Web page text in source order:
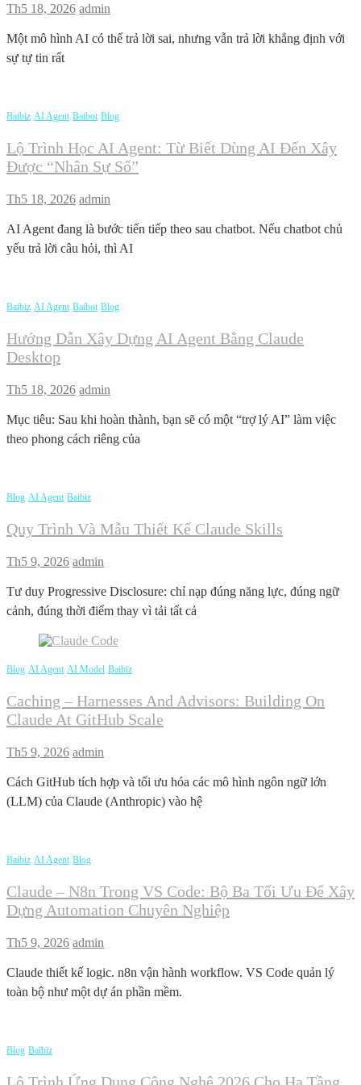
Th5 18, 2026 admin
Một mô hình AI có thể trả lời sai, nhưng vẫn trả lời khẳng định với
sự tự tin rất
Baibiz AI Agent Baibot Blog
Lộ Trình Học AI Agent: Từ Biết Dùng AI Đến Xây
Được “nhân Sự Số”
Th5 18, 2026 admin
AI Agent đang là bước tiến tiếp theo sau chatbot. Nếu chatbot chủ
yếu trả lời câu hỏi, thì AI
Baibiz AI Agent Baibot Blog
Hướng Dẫn Xây Dựng AI Agent Bằng Claude
Desktop
Th5 18, 2026 admin
Mục tiêu: Sau khi hoàn thành, bạn sẽ có một “trợ lý AI” làm việc
theo phong cách riêng của
Blog AI Agent Baibiz
Quy Trình Và Mẫu Thiết Kế Claude Skills
Th5 9, 2026 admin
Tư duy Progressive Disclosure: chỉ nạp đúng năng lực, đúng ngữ
cảnh, đúng thời điểm thay vì tải tất cả
Blog AI Agent AI Model Baibiz
Caching – Harnesses And Advisors: Building On
Claude At GitHub Scale
Th5 9, 2026 admin
Cách GitHub tích hợp và tối ưu hóa các mô hình ngôn ngữ lớn
(LLM) của Claude (Anthropic) vào hệ
Baibiz AI Agent Blog
Claude – N8n Trong VS Code: Bộ Ba Tối Ưu Để Xây
Dựng Automation Chuyên Nghiệp
Th5 9, 2026 admin
Claude thiết kế logic. n8n vận hành workflow. VS Code quản lý
toàn bộ như một dự án phần mềm.
Blog Baibiz